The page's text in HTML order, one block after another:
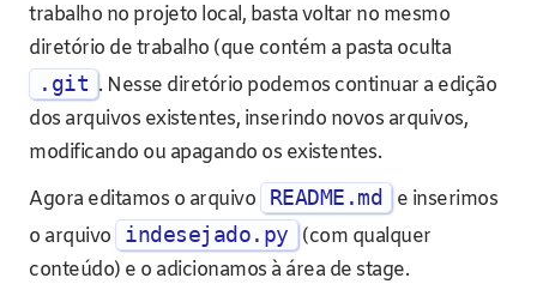
trabalho no projeto local, basta voltar no mesmo
diretório de trabalho (que contém a pasta oculta
.git . Nesse diretório podemos continuar a edição
dos arquivos existentes, inserindo novos arquivos,
modificando ou apagando os existentes.
Agora editamos o arquivo
README.md
e inserimos
o arquivo
indesejado.py
(com qualquer
conteúdo) e o adicionamos à área de stage.